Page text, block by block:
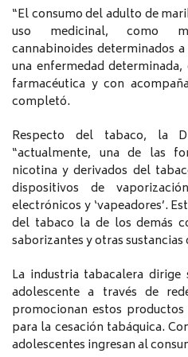
“El consumo del adulto de
uso medicinal, como
cannabinoides determinados
una enfermedad
farmacéutica y con
completó.
Respecto del tabaco, la
“actualmente, una de las
nicotina y derivados del
dispositivos de
electrónicos y ‘vapeadores’.
del tabaco la de los demás
saborizantes y otras sustancias
La industria tabacalera
adolescente a través de
promocionan estos
para la cesación tabáquica.
adolescentes ingresan al